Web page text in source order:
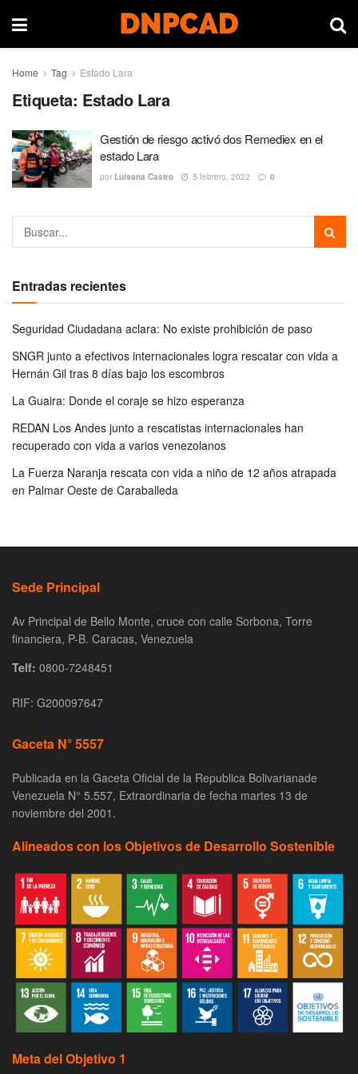
Home Tag Estado Lara
Etiqueta: Estado Lara
Gestión de riesgo activó dos Remediex en el
estado Lara
por Luisana Castro 5 febrero, 2022 0
Entradas recientes
Seguridad Ciudadana aclara: No existe prohibición de paso
SNGR junto a efectivos internacionales logra rescatar con vida a
Hernán Gil tras 8 días bajo los escombros
La Guaira: Donde el coraje se hizo esperanza
REDAN Los Andes junto a rescatistas internacionales han
recuperado con vida a varios venezolanos
La Fuerza Naranja rescata con vida a niño de 12 años atrapada
en Palmar Oeste de Caraballeda
Sede Principal
Av Principal de Bello Monte, cruce con calle Sorbona, Torre
financiera, P-B. Caracas, Venezuela
Telf: 0800-7248451
RIF: G200097647
Gaceta N° 5557
Publicada en la Gaceta Oficial de la Republica Bolivarianade
Venezuela N° 5.557, Extraordinaria de fecha martes 13 de
noviembre del 2001.
Alineados con los Objetivos de Desarrollo Sostenible
Meta del Objetivo 1